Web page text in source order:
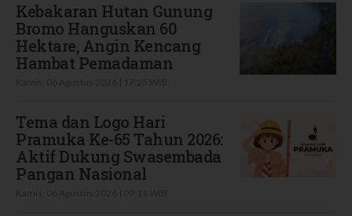
Kebakaran Hutan Gunung
Bromo Hanguskan 60
Hektare, Angin Kencang
Hambat Pemadaman
Tema dan Logo Hari
Pramuka Ke-65 Tahun 2026:
Aktif Dukung Swasembada
Pangan Nasional